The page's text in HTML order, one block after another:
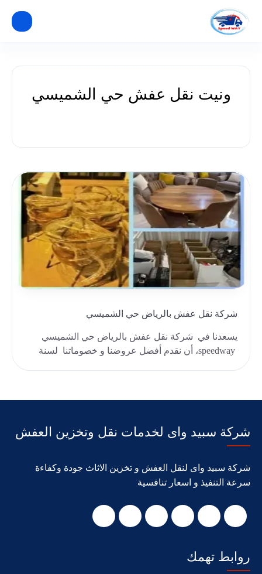
ونيت نقل عفش حي الشميسي
شركة نقل عفش بالرياض حي الشميسي
يسعدنا في شركة نقل عفش بالرياض حي الشميسي
speedway، أن نقدم أفضل عروضنا و خصوماتنا لسنة
شركة سبيد واى لخدمات نقل وتخزين العفش
شركة سبيد واى لنقل العفش و تخزين الاثاث جودة وكفاءة
سرعة التنفيذ و اسعار تنافسية
روابط تهمك